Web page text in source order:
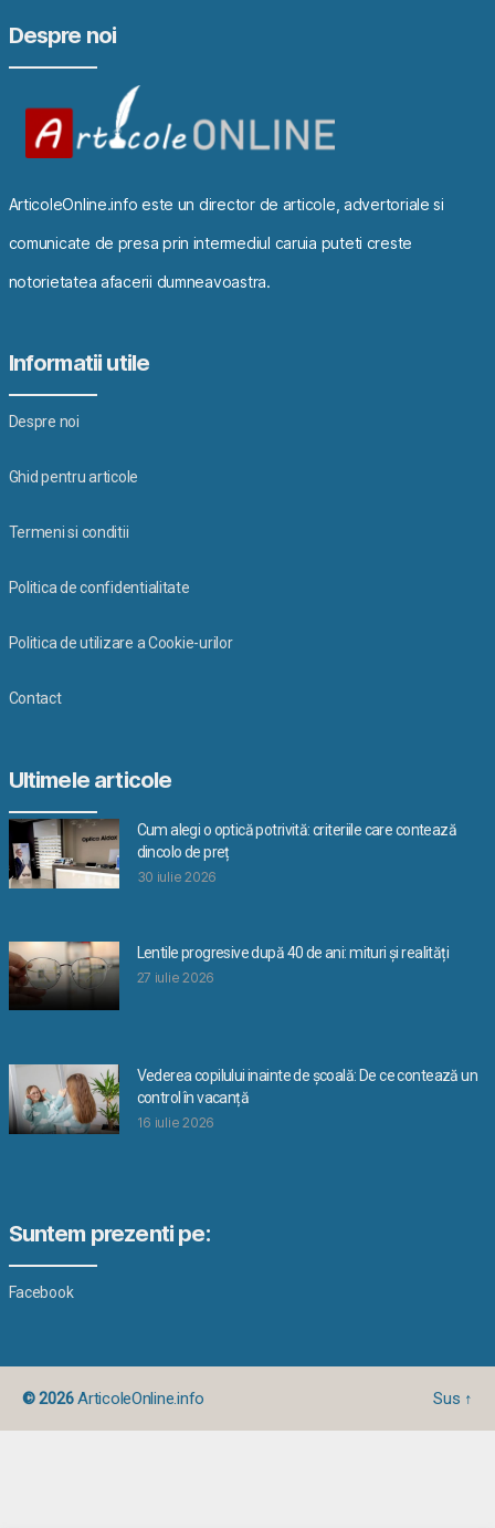
Despre noi
ArticoleOnline.info este un director de articole, advertoriale si
comunicate de presa prin intermediul caruia puteti creste
notorietatea afacerii dumneavoastra.
Informatii utile
Despre noi
Ghid pentru articole
Termeni si conditii
Politica de confidentialitate
Politica de utilizare a Cookie-urilor
Contact
Ultimele articole
Cum alegi o optică potrivită: criteriile care contează
dincolo de preț
30 iulie 2026
Lentile progresive după 40 de ani: mituri și realități
27 iulie 2026
Vederea copilului inainte de școală: De ce contează un
control în vacanță
16 iulie 2026
Suntem prezenti pe:
Facebook
© 2026ArticoleOnline.info Sus ↑